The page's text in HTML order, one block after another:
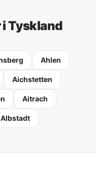
Tyskland
Ahlen
Aichstetten
Aitrach
Albstadt